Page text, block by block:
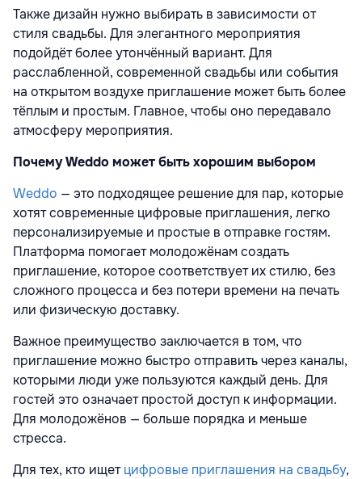
Также дизайн нужно выбирать в зависимости от
стиля свадьбы. Для элегантного мероприятия
подойдёт более утончённый вариант. Для
расслабленной, современной свадьбы или события
на открытом воздухе приглашение может быть более
тёплым и простым. Главное, чтобы оно передавало
атмосферу мероприятия.
Почему Weddo может быть хорошим выбором
Weddo — это подходящее решение для пар, которые
хотят современные цифровые приглашения, легко
персонализируемые и простые в отправке гостям.
Платформа помогает молодожёнам создать
приглашение, которое соответствует их стилю, без
сложного процесса и без потери времени на печать
или физическую доставку.
Важное преимущество заключается в том, что
приглашение можно быстро отправить через каналы,
которыми люди уже пользуются каждый день. Для
гостей это означает простой доступ к информации.
Для молодожёнов — больше порядка и меньше
стресса.
Для тех, кто ищетцифровые приглашения на свадьбу,